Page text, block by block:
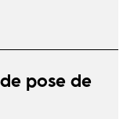
pose de